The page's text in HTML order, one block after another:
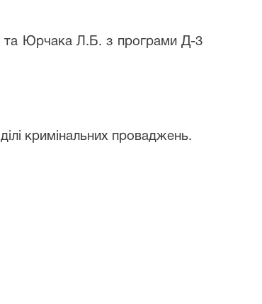
та Юрчака Л.Б. з програми Д-3
кримінальних проваджень.